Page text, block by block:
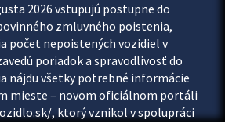
2026 vstupujú postupne do
zmluvného poistenia,
počet nepoistených vozidiel v
poriadok a spravodlivosť do
nájdu všetky potrebné informácie
mieste – novom oficiálnom portáli
, ktorý vznikol v spolupráci